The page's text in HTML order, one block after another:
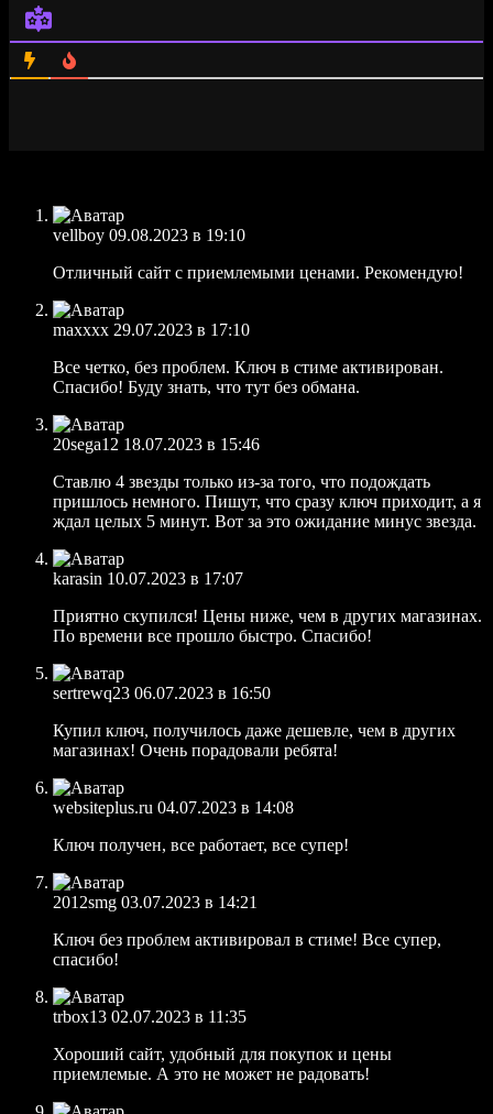
vellboy 09.08.2023 в 19:10
Отличный сайт с приемлемыми ценами. Рекомендую!
maxxxx 29.07.2023 в 17:10
Все четко, без проблем. Ключ в стиме активирован.
Спасибо! Буду знать, что тут без обмана.
20sega12 18.07.2023 в 15:46
Ставлю 4 звезды только из-за того, что подождать
пришлось немного. Пишут, что сразу ключ приходит, а я
ждал целых 5 минут. Вот за это ожидание минус звезда.
karasin 10.07.2023 в 17:07
Приятно скупился! Цены ниже, чем в других магазинах.
По времени все прошло быстро. Спасибо!
sertrewq23 06.07.2023 в 16:50
Купил ключ, получилось даже дешевле, чем в других
магазинах! Очень порадовали ребята!
websiteplus.ru 04.07.2023 в 14:08
Ключ получен, все работает, все супер!
2012smg 03.07.2023 в 14:21
Ключ без проблем активировал в стиме! Все супер,
спасибо!
trbox13 02.07.2023 в 11:35
Хороший сайт, удобный для покупок и цены
приемлемые. А это не может не радовать!